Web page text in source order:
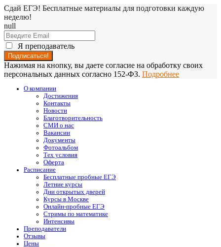
Сдай ЕГЭ! Бесплатные материалы для подготовки каждую
неделю!
null
Я преподаватель
Нажимая на кнопку, вы даете согласие на обработку своих
персональных данных согласно 152-ФЗ. Подробнее
О компании
Достижения
Контакты
Новости
Благотворительность
СМИ о нас
Вакансии
Документы
Фотоальбом
Тех условия
Оферта
Расписание
Бесплатные пробные ЕГЭ
Летние курсы
Дни открытых дверей
Курсы в Москве
Онлайн-пробные ЕГЭ
Стримы по математике
Интенсивы
Преподаватели
Отзывы
Цены